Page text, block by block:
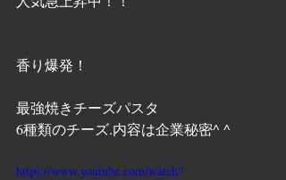
香り爆発！
最強焼きチーズパスタ
6種類のチーズ.内容は企業秘密^ ^
https://www.youtube.com/watch?